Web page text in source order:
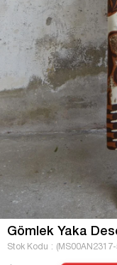
Gömlek Yaka
Stok Kodu (MS00AN2317-